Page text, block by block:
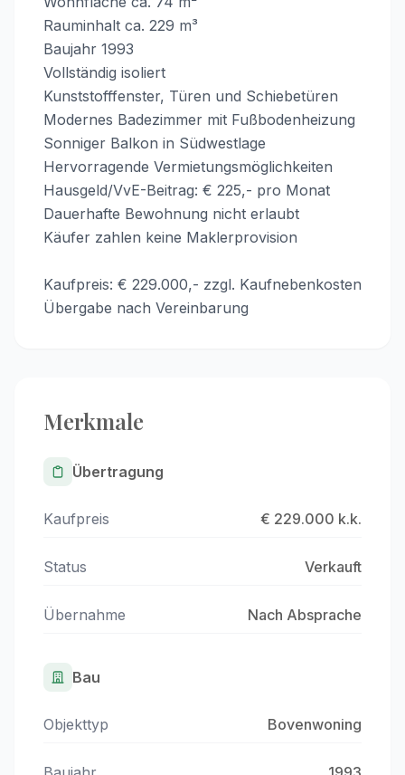
Rauminhalt ca. 229 m³
Baujahr 1993
Vollständig isoliert
Kunststofffenster, Türen und Schiebetüren
Modernes Badezimmer mit Fußbodenheizung
Sonniger Balkon in Südwestlage
Hervorragende Vermietungsmöglichkeiten
Hausgeld/VvE-Beitrag: € 225,- pro Monat
Dauerhafte Bewohnung nicht erlaubt
Käufer zahlen keine Maklerprovision
Kaufpreis: € 229.000,- zzgl. Kaufnebenkosten
Übergabe nach Vereinbarung
Merkmale
Übertragung
Kaufpreis € 229.000 k.k.
Status Verkauft
Übernahme Nach Absprache
Bau
Objekttyp Bovenwoning